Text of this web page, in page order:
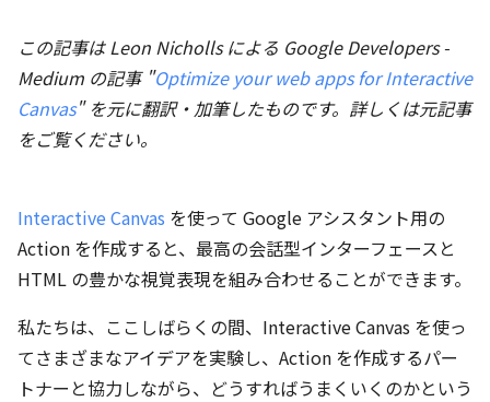
この記事は Leon Nichollsによる Google Developers -
Medium の記事 "Optimize your web apps for Interactive
Canvas" を元に翻訳・加筆したものです。詳しくは元記事
をご覧ください。
Interactive Canvas を使って Google アシスタント用の
Action を作成すると、最高の会話型インターフェースと
HTML の豊かな視覚表現を組み合わせることができます。
私たちは、ここしばらくの間、Interactive Canvas を使っ
てさまざまなアイデアを実験し、Action を作成するパー
トナーと協力しながら、どうすればうまくいくのかという